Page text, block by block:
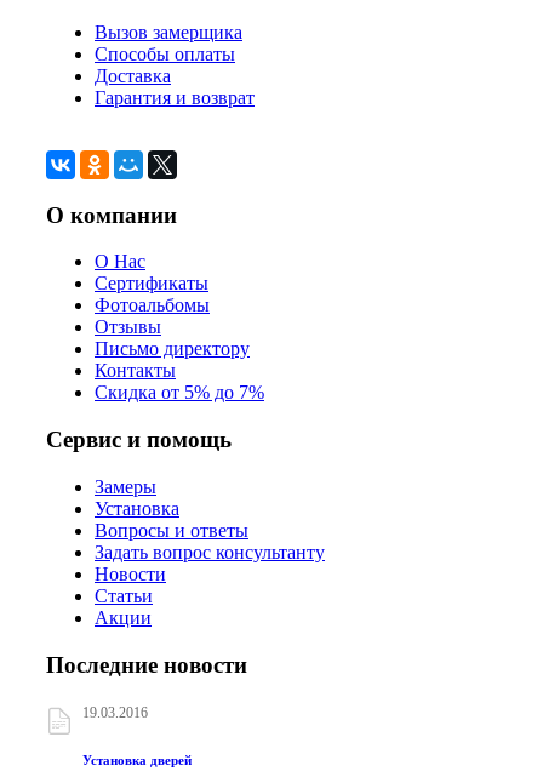
Вызов замерщика
Способы оплаты
Доставка
Гарантия и возврат
О компании
О Нас
Сертификаты
Фотоальбомы
Отзывы
Письмо директору
Контакты
Скидка от 5% до 7%
Сервис и помощь
Замеры
Установка
Вопросы и ответы
Задать вопрос консультанту
Новости
Статьи
Акции
Последние новости
19.03.2016
Установка дверей